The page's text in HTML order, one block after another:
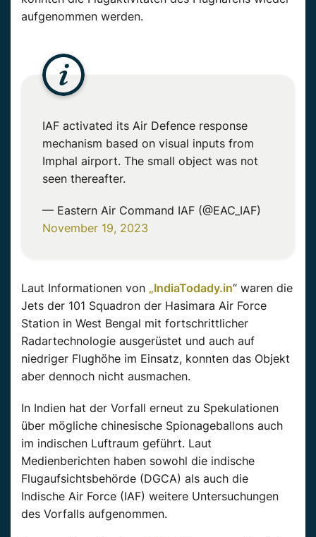
aufgenommen werden.
IAF activated its Air Defence response
mechanism based on visual inputs from
Imphal airport. The small object was not
seen thereafter.
— Eastern Air Command IAF (@EAC_IAF)
November 19, 2023
Laut Informationen von „IndiaTodady.in“ waren die
Jets der 101 Squadron der Hasimara Air Force
Station in West Bengal mit fortschrittlicher
Radartechnologie ausgerüstet und auch auf
niedriger Flughöhe im Einsatz, konnten das Objekt
aber dennoch nicht ausmachen.
In Indien hat der Vorfall erneut zu Spekulationen
über mögliche chinesische Spionageballons auch
im indischen Luftraum geführt. Laut
Medienberichten haben sowohl die indische
Flugaufsichtsbehörde (DGCA) als auch die
Indische Air Force (IAF) weitere Untersuchungen
des Vorfalls aufgenommen.